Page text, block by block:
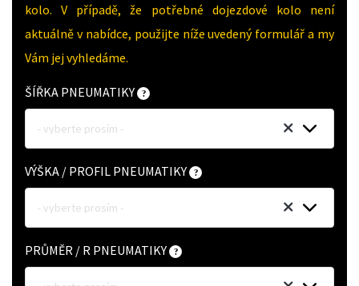
kolo. V případě, že potřebné dojezdové kolo není
aktuálně v nabídce, použijte níže uvedený formulář a my
Vám jej vyhledáme.
ŠÍŘKA PNEUMATIKY
- vyberte prosím -
VÝŠKA / PROFIL PNEUMATIKY
- vyberte prosím -
PRŮMĚR / R PNEUMATIKY